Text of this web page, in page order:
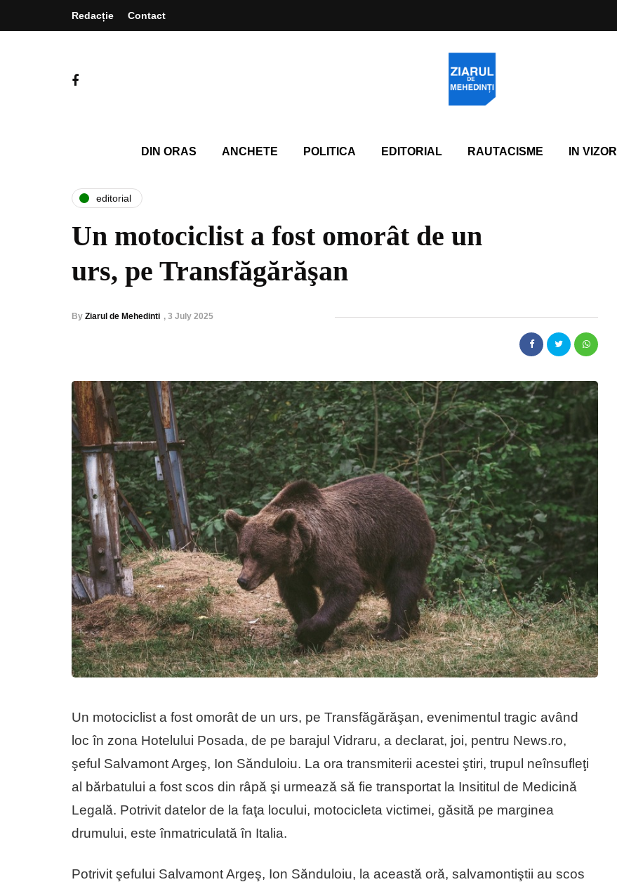
Redacție Contact
DIN ORAS ANCHETE POLITICA EDITORIAL RAUTACISME IN VIZOR
editorial
Un motociclist a fost omorât de un
urs, pe Transfăgărăşan
By Ziarul de Mehedinti , 3 July 2025
Un motociclist a fost omorât de un urs, pe Transfăgărăşan, evenimentul tragic având
loc în zona Hotelului Posada, de pe barajul Vidraru, a declarat, joi, pentru News.ro,
şeful Salvamont Argeş, Ion Sănduloiu. La ora transmiterii acestei ştiri, trupul neînsufleţi
al bărbatului a fost scos din râpă şi urmează să fie transportat la Insititul de Medicină
Legală. Potrivit datelor de la faţa locului, motocicleta victimei, găsită pe marginea
drumului, este înmatriculată în Italia.
Potrivit şefului Salvamont Argeş, Ion Sănduloiu, la această oră, salvamontiştii au scos